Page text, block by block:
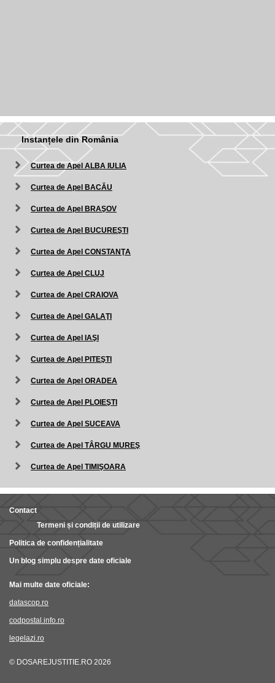
Instanțele din România
Curtea de Apel ALBA IULIA
Curtea de Apel BACĂU
Curtea de Apel BRAŞOV
Curtea de Apel BUCUREŞTI
Curtea de Apel CONSTANŢA
Curtea de Apel CLUJ
Curtea de Apel CRAIOVA
Curtea de Apel GALAŢI
Curtea de Apel IAŞI
Curtea de Apel PITEŞTI
Curtea de Apel ORADEA
Curtea de Apel PLOIEŞTI
Curtea de Apel SUCEAVA
Curtea de Apel TÂRGU MUREŞ
Curtea de Apel TIMIŞOARA
Contact
Termeni și condiții de utilizare
Politica de confidențialitate
Un blog simplu despre date oficiale
Mai multe date oficiale:
datascop.ro
codpostal.info.ro
legelazi.ro
© DOSAREJUSTITIE.RO 2026